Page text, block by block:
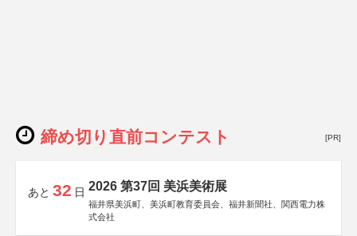
締め切り直前コンテスト [PR]
あと 32 日 2026 第37回 美浜美術展
福井県美浜町、美浜町教育委員会、福井新聞社、関西電力株
式会社